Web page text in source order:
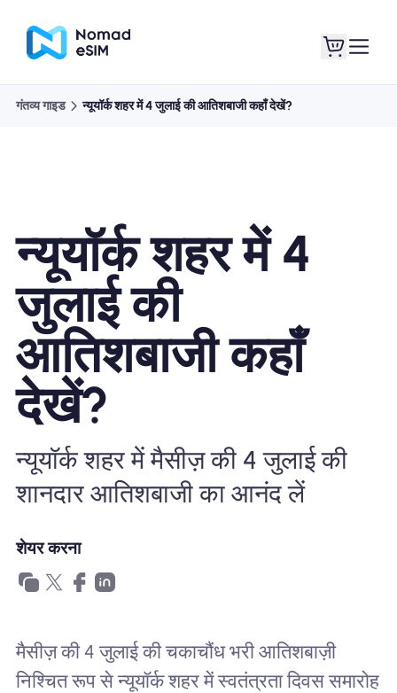
दुकान की योजना
ई-सिम के बारे में
खानाबदोश eSIM क्यों
eSIM का उपयोग करना
गंतव्य गाइड न्यूयॉर्क शहर में 4 जुलाई की आतिशबाजी कहाँ देखें?
न्यूयॉर्क शहर में 4
जुलाई की
आतिशबाजी कहाँ
देखें?
न्यूयॉर्क शहर में मैसीज़ की 4 जुलाई की
शानदार आतिशबाजी का आनंद लें
शेयर करना
मैसीज़ की 4 जुलाई की चकाचौंध भरी आतिशबाज़ी
निश्चित रूप से न्यूयॉर्क शहर में स्वतंत्रता दिवस समारोह